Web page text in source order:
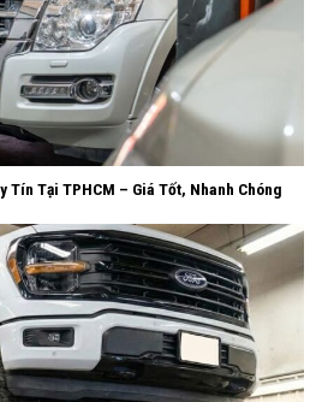
Tín Tại TPHCM – Giá Tốt, Nhanh Chóng